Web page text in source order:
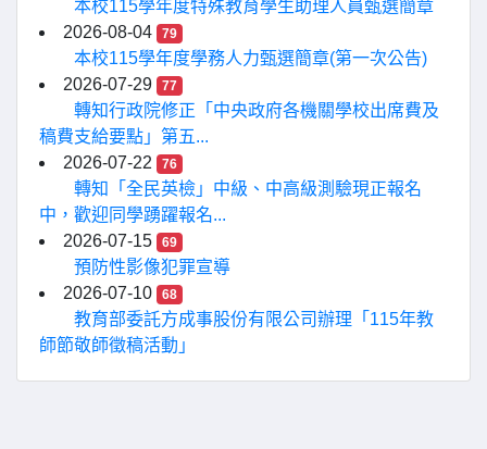
本校115學年度特殊教育學生助理人員甄選簡章
2026-08-04
79
本校115學年度學務人力甄選簡章(第一次公告)
2026-07-29
77
轉知行政院修正「中央政府各機關學校出席費及
稿費支給要點」第五...
2026-07-22
76
轉知「全民英檢」中級、中高級測驗現正報名
中，歡迎同學踴躍報名...
2026-07-15
69
預防性影像犯罪宣導
2026-07-10
68
教育部委託方成事股份有限公司辦理「115年教
師節敬師徵稿活動」